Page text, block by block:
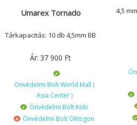
Umarex Tornado
Tárkapacitás: 10 db 4,5mm BB
Ár: 37 900 Ft
Önvédelmi Bolt World Mall (
Asia Center )
Önvédelmi Bolt Köki
Önvédelmi Bolt Oktogon
4,5